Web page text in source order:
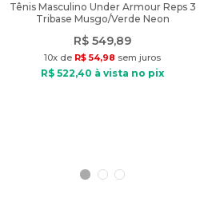
Tênis Masculino Under Armour Reps 3
Tribase Musgo/Verde Neon
R$ 549,89
10x de R$ 54,98 sem juros
R$ 522,40 à vista no pix